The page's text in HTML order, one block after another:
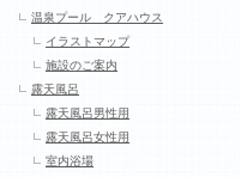
温泉プール クアハウス
イラストマップ
施設のご案内
露天風呂
露天風呂男性用
露天風呂女性用
室内浴場